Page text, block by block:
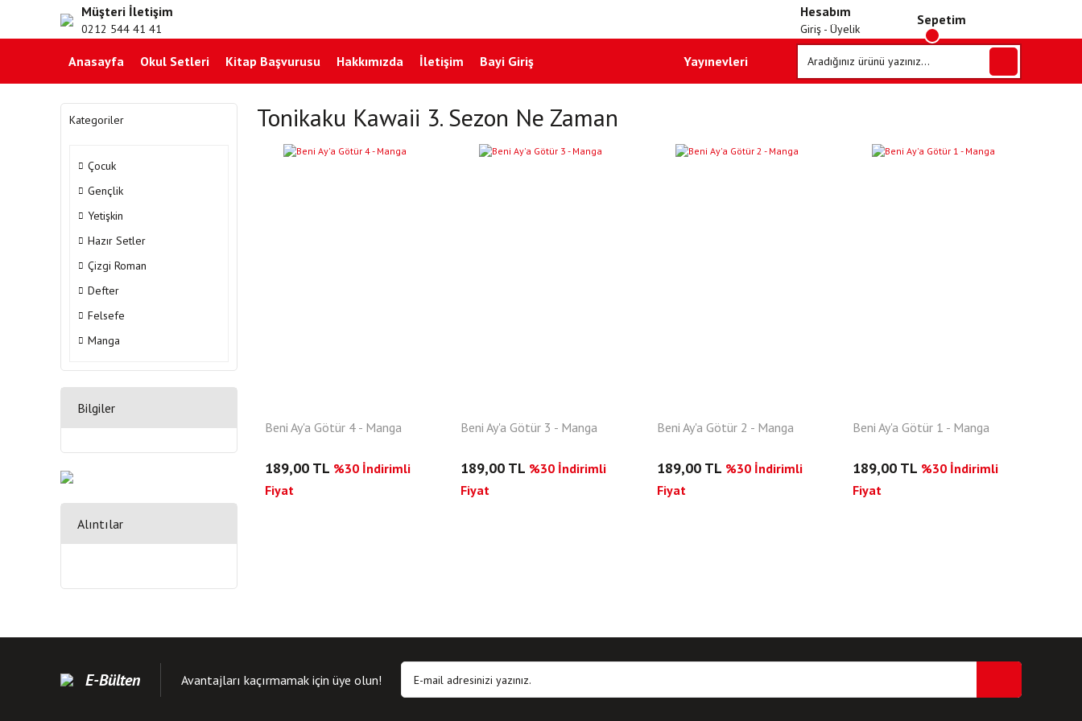
Müşteri İletişim
0212 544 41 41
Hesabım
Giriş - Üyelik
Sepetim
Anasayfa Okul Setleri Kitap Başvurusu Hakkımızda İletişim Bayi Giriş Yayınevleri
Kategoriler
Çocuk
Gençlik
Yetişkin
Hazır Setler
Çizgi Roman
Defter
Felsefe
Manga
Bilgiler
Alıntılar
Tonikaku Kawaii 3. Sezon Ne Zaman
Beni Ay'a Götür 4 - Manga
189,00 TL %30 İndirimli
Fiyat
Beni Ay'a Götür 3 - Manga
189,00 TL %30 İndirimli
Fiyat
Beni Ay'a Götür 2 - Manga
189,00 TL %30 İndirimli
Fiyat
Beni Ay'a Götür 1 - Manga
189,00 TL %30 İndirimli
Fiyat
E-Bülten Avantajları kaçırmamak için üye olun!